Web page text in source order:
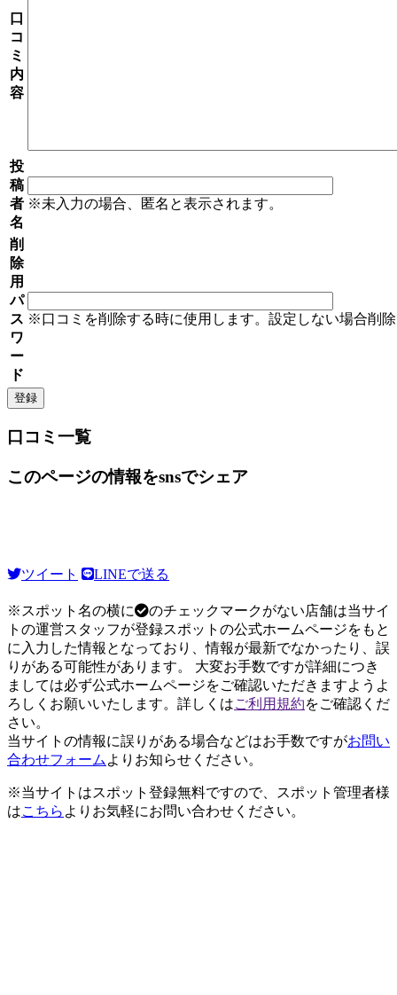
口
コ
ミ
内
容
投
稿
者
名
※未入力の場合、匿名と表示されます。
削
除
用
パ
ス
ワ
ー
ド
※口コミを削除する時に使用します。設定しない場合削
口コミ一覧
このページの情報をsnsでシェア
ツイート LINEで送る
※スポット名の横に
のチェックマークがない店舗は当サイ
トの運営スタッフが登録スポットの公式ホームページをもと
に入力した情報となっており、情報が最新でなかったり、誤
りがある可能性があります。 大変お手数ですが詳細につき
ましては必ず公式ホームページをご確認いただきますようよ
ろしくお願いいたします。詳しくはご利用規約をご確認くだ
さい。
当サイトの情報に誤りがある場合などはお手数ですがお問い
合わせフォーム よりお知らせください。
※当サイトはスポット登録無料ですので、スポット管理者様
はこちら よりお気軽にお問い合わせください。